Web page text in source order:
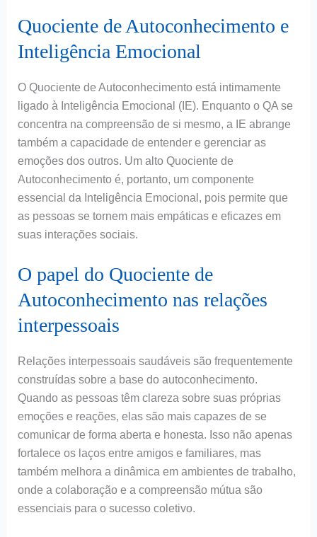
Quociente de Autoconhecimento e
Inteligência Emocional
O Quociente de Autoconhecimento está intimamente
ligado à Inteligência Emocional (IE). Enquanto o QA se
concentra na compreensão de si mesmo, a IE abrange
também a capacidade de entender e gerenciar as
emoções dos outros. Um alto Quociente de
Autoconhecimento é, portanto, um componente
essencial da Inteligência Emocional, pois permite que
as pessoas se tornem mais empáticas e eficazes em
suas interações sociais.
O papel do Quociente de
Autoconhecimento nas relações
interpessoais
Relações interpessoais saudáveis são frequentemente
construídas sobre a base do autoconhecimento.
Quando as pessoas têm clareza sobre suas próprias
emoções e reações, elas são mais capazes de se
comunicar de forma aberta e honesta. Isso não apenas
fortalece os laços entre amigos e familiares, mas
também melhora a dinâmica em ambientes de trabalho,
onde a colaboração e a compreensão mútua são
essenciais para o sucesso coletivo.